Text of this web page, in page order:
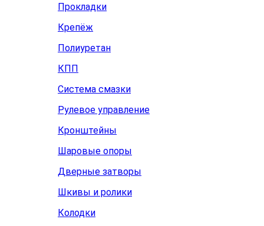
Прокладки
Крепёж
Полиуретан
КПП
Система смазки
Рулевое управление
Кронштейны
Шаровые опоры
Дверные затворы
Шкивы и ролики
Колодки